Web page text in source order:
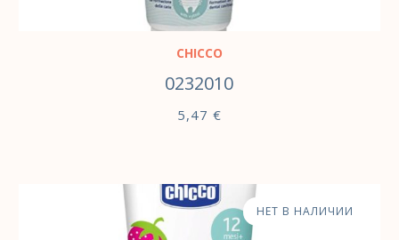
В КОРЗИНУ
CHICCO
0232010
5,47 €
НЕТ В НАЛИЧИИ